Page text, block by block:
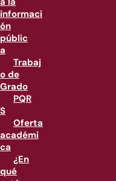
informaci
ón
públic
a
Trabaj
o de
Grado
PQR
S
Oferta
académi
ca
¿En
qué